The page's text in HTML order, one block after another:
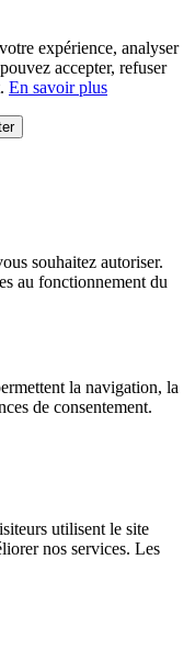
expérience, analyser
accepter, refuser
En savoir plus
souhaitez autoriser.
au fonctionnement du
la navigation, la
de consentement.
utilisent le site
nos services. Les